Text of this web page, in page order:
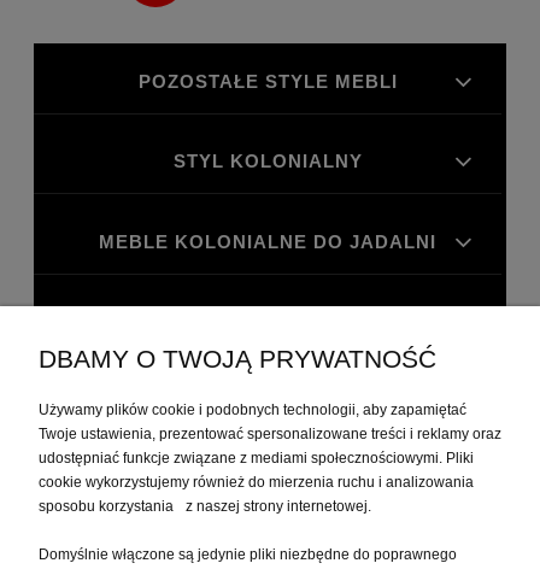
POZOSTAŁE STYLE MEBLI
STYL KOLONIALNY
MEBLE KOLONIALNE DO JADALNI
MOJE KONTO
PŁATNOŚCI I DOSTAWA
INFORMACJE
DBAMY O TWOJĄ PRYWATNOŚĆ
Używamy plików cookie i podobnych technologii, aby zapamiętać
Twoje ustawienia, prezentować spersonalizowane treści i reklamy oraz
udostępniać funkcje związane z mediami społecznościowymi. Pliki
cookie wykorzystujemy również do mierzenia ruchu i analizowania
sposobu korzystania z naszej strony internetowej.
Domyślnie włączone są jedynie pliki niezbędne do poprawnego